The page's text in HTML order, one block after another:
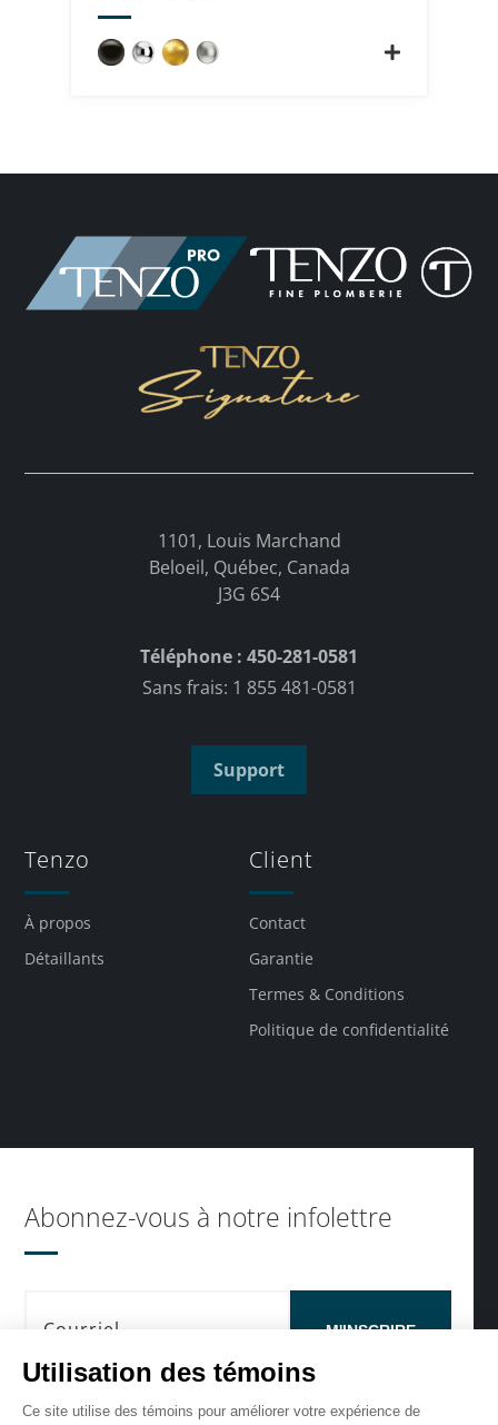
1101, Louis Marchand
Beloeil, Québec, Canada
J3G 6S4
Téléphone : 450-281-0581
Sans frais: 1 855 481-0581
Support
Tenzo
À propos
Détaillants
Client
Contact
Garantie
Termes & Conditions
Politique de confidentialité
Abonnez-vous à notre infolettre
M'INSCRIRE